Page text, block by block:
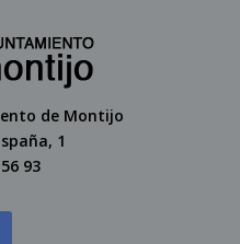
de Montijo
1
93